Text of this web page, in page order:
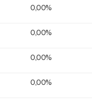
0,00%
0,00%
0,00%
0,00%